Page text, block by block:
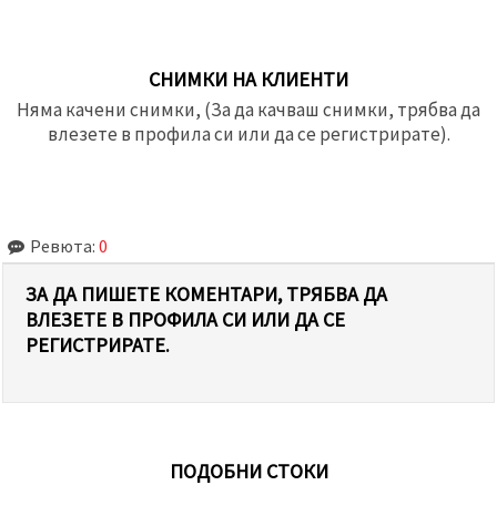
СНИМКИ НА КЛИЕНТИ
Няма качени снимки, (За да качваш снимки, трябва да
влезете в профила си или да се регистрирате).
Ревюта: 0
ЗА ДА ПИШЕТЕ КОМЕНТАРИ, ТРЯБВА ДА
ВЛЕЗЕТЕ В ПРОФИЛА СИ ИЛИ ДА СЕ
РЕГИСТРИРАТЕ.
ПОДОБНИ СТОКИ